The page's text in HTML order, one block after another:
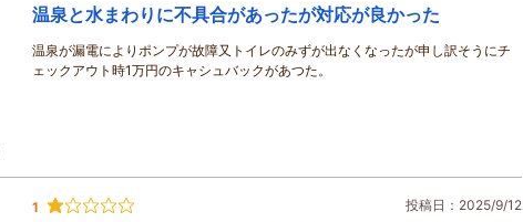
温泉と水まわりに不具合があったが対応が良かった
温泉が漏電によりポンプが故障又トイレのみずが出なくなったが申し訳そうにチ
ェックアウト時1万円のキャシュバックがあつた。
1
投稿日：2025/9/12